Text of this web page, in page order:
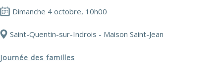
Dimanche 4 octobre, 10h00
Saint-Quentin-sur-Indrois - Maison Saint-Jean
Journée des familles